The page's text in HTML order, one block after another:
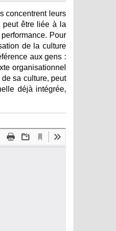
concentrent leurs
peut être liée à la
Pour
de la culture
aux gens :
organisationnel
sa culture, peut
déjà intégrée,